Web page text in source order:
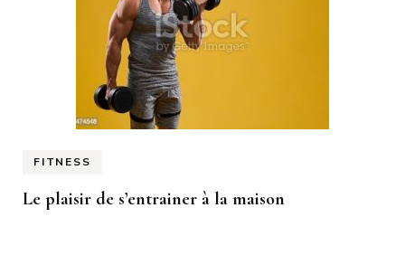
FITNESS
Le plaisir de s’entrainer à la maison